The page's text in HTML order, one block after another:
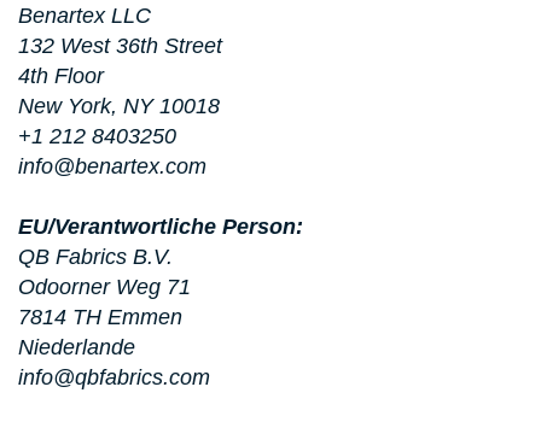
Benartex LLC
132 West 36th Street
4th Floor
New York, NY 10018
+1 212 8403250
info@benartex.com
EU/Verantwortliche Person:
QB Fabrics B.V.
Odoorner Weg 71
7814 TH Emmen
Niederlande
info@qbfabrics.com